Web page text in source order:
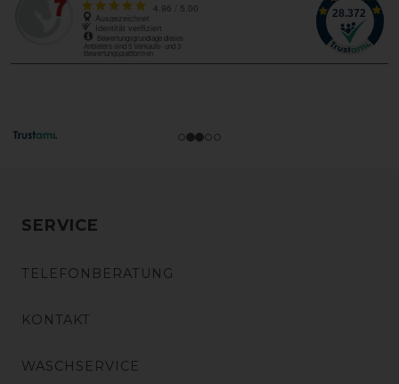
SERVICE
TELEFONBERATUNG
KONTAKT
WASCHSERVICE